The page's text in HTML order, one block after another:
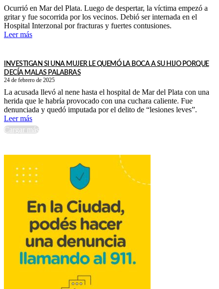
Ocurrió en Mar del Plata. Luego de despertar, la víctima empezó a
gritar y fue socorrida por los vecinos. Debió ser internada en el
Hospital Interzonal por fracturas y fuertes contusiones.
Leer más
INVESTIGAN SI UNA MUJER LE QUEMÓ LA BOCA A SU HIJO PORQUE
DECÍA MALAS PALABRAS
24 de febrero de 2025
La acusada llevó al nene hasta el hospital de Mar del Plata con una
herida que le habría provocado con una cuchara caliente. Fue
denunciada y quedó imputada por el delito de “lesiones leves”.
Leer más
Cargar más